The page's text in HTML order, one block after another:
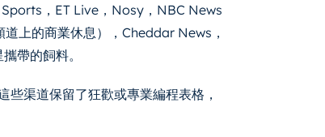
，ET Live，Nosy，NBC News
上的商業休息），Cheddar News，
帶的飼料。
渠道保留了狂歡或專業編程表格，